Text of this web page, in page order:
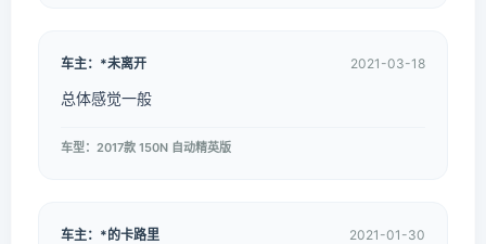
车主：*未离开 2021-03-18
总体感觉一般
车型：2017款 150N 自动精英版
车主：*的卡路里 2021-01-30